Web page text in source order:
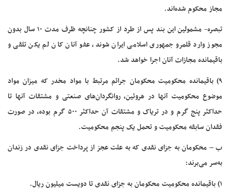
مجاز محکوم شده‌اند.
تبصره- مشمولین این بند پس از طرد از کشور چنانچه ظرف مدت ۱۰ سال بدون
مجوز وارد قلمرو جمهوری اسلامی ایران شوند، عفو آنان کان لم یکن تلقی و
باقیمانده مجازات آنان اجرا خواهد شد.
۹) باقیمانده محکومیت محکومان جرائم مرتبط با مواد مخدر که میزان مواد
موضوع محکومیت آنها در هروئین، روانگردان‌های صنعتی و مشتقات آنها تا
حداکثر پنج گرم و در تریاک و مشتقات آن حداکثر ۵۰۰ گرم بوده، در صورت
فقدان سابقه محکومیت و تحمل یک پنجم محکومیت.
ب – محکومان به جزای نقدی که به علت عجز از پرداخت جزای نقدی در زندان
به‌سر می‌برند:
۱) باقیمانده محکومیت محکومان به جزای نقدی تا دویست میلیون ریال.